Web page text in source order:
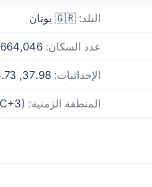
البلد: 🇬🇷 يونان
عدد السكان:
الإحداثيات:
المنطقة الزمنية: